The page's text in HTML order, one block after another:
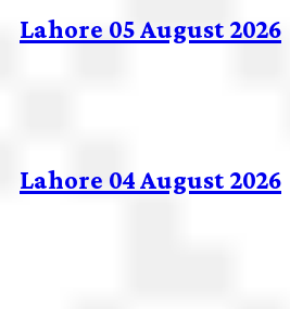
Lahore 05 August 2026
Lahore 04 August 2026